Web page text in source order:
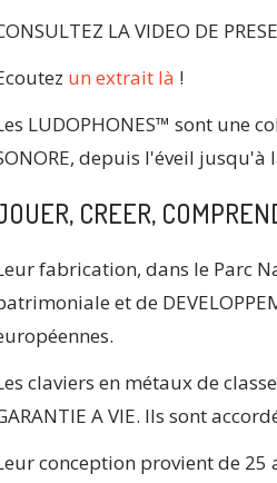
LA VIDEO DE
un extrait là !
LUDOPHONES™ sont une
depuis l'éveil
CREER,
fabrication, dans le Parc
et de
claviers en métaux de
A VIE. Ils sont
conception provient de